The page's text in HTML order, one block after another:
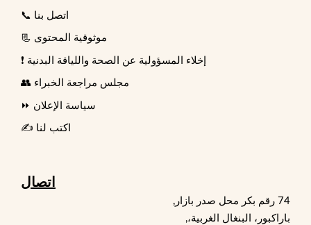
📞 اتصل بنا
📃 موثوقية المحتوى
❗ إخلاء المسؤولية عن الصحة واللياقة البدنية
👥 مجلس مراجعة الخبراء
⏩ سياسة الإعلان
✍️ اكتب لنا
اتصال
74 رقم بكر محل صدر بازار,
باراكبور، البنغال الغربية،,